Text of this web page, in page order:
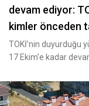
devam ediyor:
kimler önceden
TOKİ’nin duyurduğu
17 Ekim’e kadar